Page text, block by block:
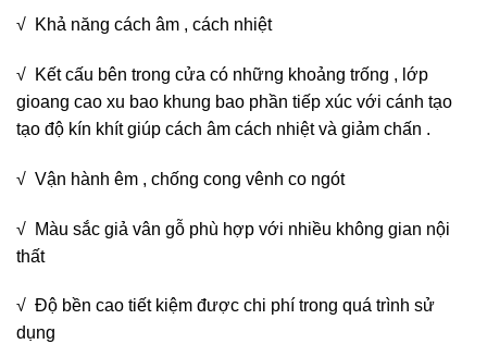
√ Khả năng cách âm , cách nhiệt
√ Kết cấu bên trong cửa có những khoảng trống , lớp
gioang cao xu bao khung bao phần tiếp xúc với cánh tạo
tạo độ kín khít giúp cách âm cách nhiệt và giảm chấn .
√ Vận hành êm , chống cong vênh co ngót
√ Màu sắc giả vân gỗ phù hợp với nhiều không gian nội
thất
√ Độ bền cao tiết kiệm được chi phí trong quá trình sử
dụng